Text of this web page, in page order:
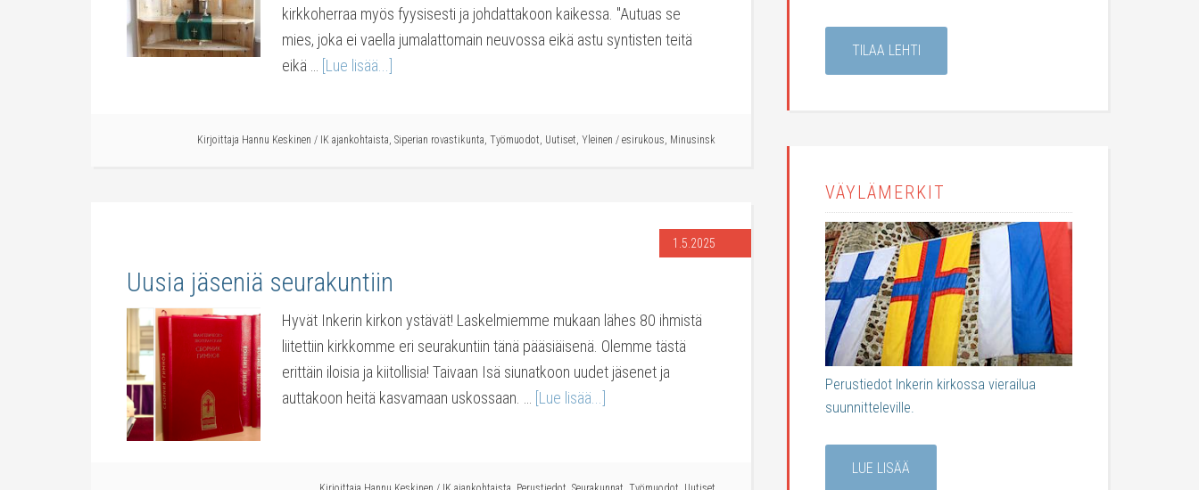
kirkkoherraa myös fyysisesti ja johdattakoon kaikessa. "Autuas se
mies, joka ei vaella jumalattomain neuvossa eikä astu syntisten teitä
eikä …
[Lue lisää...]
Kirjoittaja Hannu Keskinen / IK ajankohtaista, Siperian rovastikunta, Työmuodot, Uutiset, Yleinen / esirukous, Minusinsk
1.5.2025
Uusia jäseniä seurakuntiin
Hyvät Inkerin kirkon ystävät! Laskelmiemme mukaan lähes 80 ihmistä
liitettiin kirkkomme eri seurakuntiin tänä pääsiäisenä. Olemme tästä
erittäin iloisia ja kiitollisia! Taivaan Isä siunatkoon uudet jäsenet ja
auttakoon heitä kasvamaan uskossaan. …
[Lue lisää...]
TILAA LEHTI
VÄYLÄMERKIT
Perustiedot Inkerin kirkossa vierailua
suunnitteleville.
LUE LISÄÄ